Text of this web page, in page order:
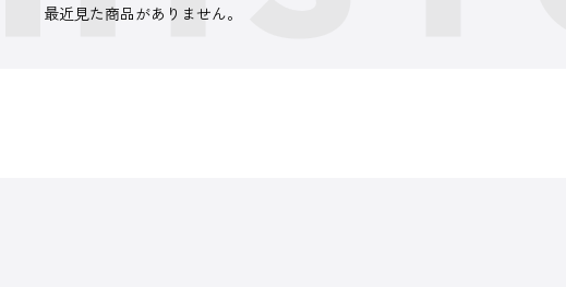
最近見た商品がありません。